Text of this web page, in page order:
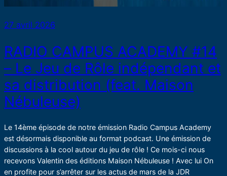
27 avril 2026
RADIO CAMPUS ACADEMY #14
– Le Jeu de Rôle indépendant et
sa distribution (feat. Maison
Nébuleuse)
Le 14ème épisode de notre émission Radio Campus Academy
est désormais disponible au format podcast. Une émission de
discussions à la cool autour du jeu de rôle ! Ce mois-ci nous
recevons Valentin des éditions Maison Nébuleuse ! Avec lui On
en profite pour s’arrêter sur les actus de mars de la JDR